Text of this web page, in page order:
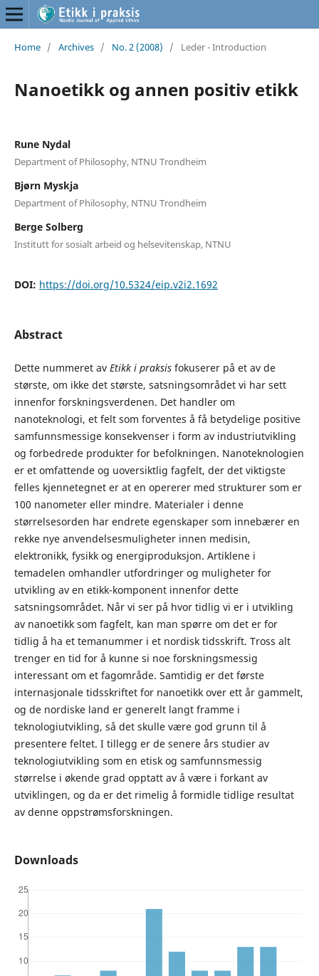
Home / Archives / No. 2 (2008) / Leder - Introduction
Nanoetikk og annen positiv etikk
Rune Nydal
Department of Philosophy, NTNU Trondheim
Bjørn Myskja
Department of Philosophy, NTNU Trondheim
Berge Solberg
Institutt for sosialt arbeid og helsevitenskap, NTNU
DOI: https://doi.org/10.5324/eip.v2i2.1692
Abstract
Dette nummeret av Etikk i praksisfokuserer på et av de
største, om ikke det største, satsningsområdet vi har sett
innenfor forskningsverdenen. Det handler om
nanoteknologi, et felt som forventes å få betydelige positive
samfunnsmessige konsekvenser i form av industriutvikling
og forbedrede produkter for befolkningen. Nanoteknologien
er et omfattende og uoversiktlig fagfelt, der det viktigste
felles kjennetegnet er at en opererer med strukturer som er
100 nanometer eller mindre. Materialer i denne
størrelsesorden har endrete egenskaper som innebærer en
rekke nye anvendelsesmuligheter innen medisin,
elektronikk, fysikk og energiproduksjon. Artiklene i
temadelen omhandler utfordringer og muligheter for
utvikling av en etikk-komponent innenfor dette
satsningsområdet. Når vi ser på hvor tidlig vi er i utvikling
av nanoetikk som fagfelt, kan man spørre om det er for
tidlig å ha et temanummer i et nordisk tidsskrift. Tross alt
trenger en tid for å kunne si noe forskningsmessig
interessant om et fagområde. Samtidig er det første
internasjonale tidsskriftet for nanoetikk over ett år gammelt,
og de nordiske land er generelt langt framme i
teknologiutvikling, så det skulle være god grunn til å
presentere feltet. I tillegg er de senere års studier av
teknologiutvikling som en etisk og samfunnsmessig
størrelse i økende grad opptatt av å være i forkant av
utviklingen, og da er det rimelig å formidle tidlige resultat
av denne oppstrømsforskningen.
Downloads